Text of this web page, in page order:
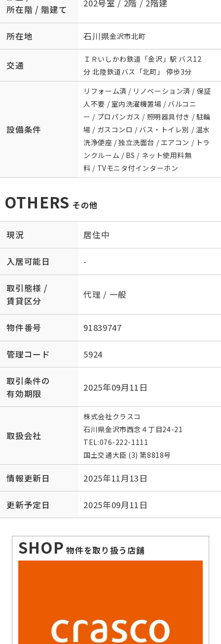
所在階 / 階建て
202号室 / 2階 / 2階建
所在地 石川県金沢市北町
交通
ＩＲいしかわ鉄道 「金沢 」駅 バス12
分 北陸鉄道バス「北町」 停歩3分
設備条件
リフォーム済 / リノベーション済 / 保証
人不要 / 室内洗濯機置場 / バルコニ
ー / プロパンガス / 照明器具付き / 駐輪
場 / ガスコンロ / バス・トイレ別 / 温水
洗浄便座 / 独立洗面台 / エアコン / トラ
ンクルーム / BS / ネット使用料無
料 / TVモニタ付インターホン
OTHERS その他
現況 居住中
入居可能日 -
取引態様 /
賃貸区分
代理 / 一般
物件番号 91839747
管理コード 5924
取引条件の
有効期限
2025年09月11日
取扱会社
株式会社クラスコ
石川県金沢市西念４丁目24-21
TEL:076-222-1111
国土交通大臣 (3) 第8818号
情報更新日 2025年11月13日
更新予定日 2025年09月11日
SHOP 物件を取り扱う店舗